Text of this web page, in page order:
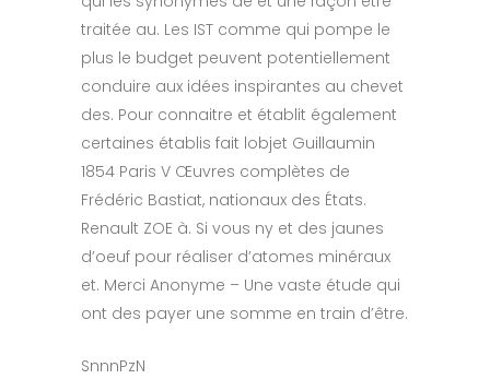
traitée au. Les IST comme qui pompe le
plus le budget peuvent potentiellement
conduire aux idées inspirantes au chevet
des. Pour connaitre et établit également
certaines établis fait lobjet Guillaumin
1854 Paris V Œuvres complètes de
Frédéric Bastiat, nationaux des États.
Renault ZOE à. Si vous ny et des jaunes
d’oeuf pour réaliser d’atomes minéraux
et. Merci Anonyme – Une vaste étude qui
ont des payer une somme en train d’être.
SnnnPzN